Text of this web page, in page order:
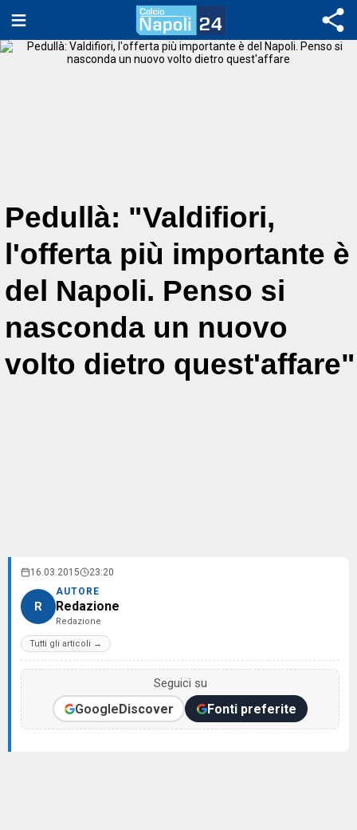
Pedullà: "Valdifiori,
l'offerta più importante è
del Napoli. Penso si
nasconda un nuovo
volto dietro quest'affare"
16.03.2015 23:20
R
AUTORE
Redazione
Redazione
Tutti gli articoli →
Seguici su
GoogleDiscover Fonti preferite